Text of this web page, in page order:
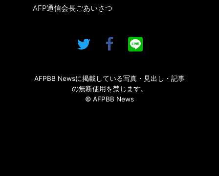
AFP通信会長ごあいさつ
AFPBB Newsに掲載している写真・見出し・記事
の無断使用を禁じます。
© AFPBB News